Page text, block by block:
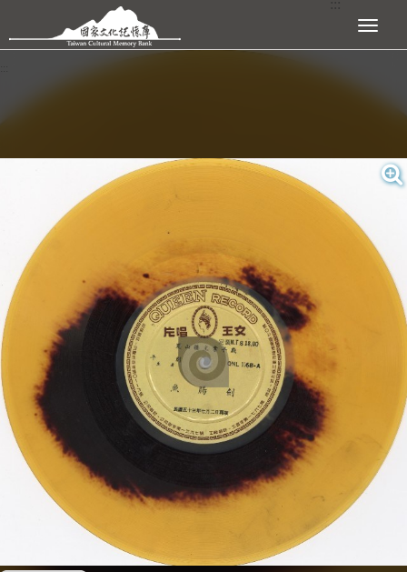
跳到主要內容區塊 展開選單